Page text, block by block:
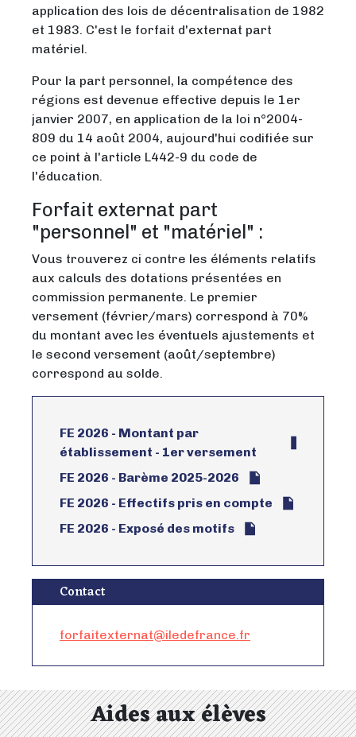
application des lois de décentralisation de 1982
et 1983. C'est le forfait d'externat part
matériel.
Pour la part personnel, la compétence des
régions est devenue effective depuis le 1er
janvier 2007, en application de la loi n°2004-
809 du 14 août 2004, aujourd'hui codifiée sur
ce point à l'article L442-9 du code de
l'éducation.
Forfait externat part
"personnel" et "matériel" :
Vous trouverez ci contre les éléments relatifs
aux calculs des dotations présentées en
commission permanente. Le premier
versement (février/mars) correspond à 70%
du montant avec les éventuels ajustements et
le second versement (août/septembre)
correspond au solde.
FE 2026 - Montant par
établissement - 1er versement
FE 2026 - Barème 2025-2026
FE 2026 - Effectifs pris en compte
FE 2026 - Exposé des motifs
Contact
forfaitexternat@iledefrance.fr
Aides aux élèves